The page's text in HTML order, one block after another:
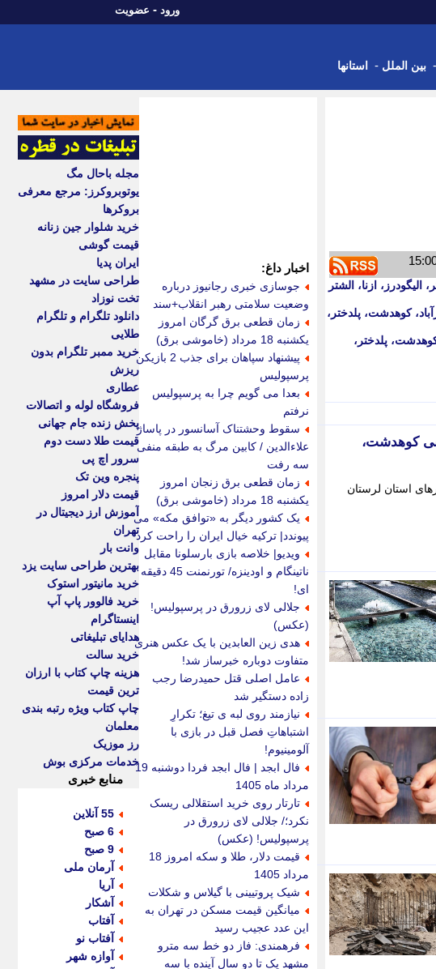
ورود - عضویت
- بین الملل - استانها
کوهدشت، پلدختر، الیگودرز، ازنا، الشتر
+برنامه خاموشی دورود، نورآباد، کوهدشت، پلدختر،
خاموشی نورآباد، کوهدشت، پلدختر،
مرداد 1405 +برنامه خاموشی کوهدشت،
استان لرستان
اخبار داغ:
جوسازی خبری رجانیوز درباره
وضعیت سلامتی رهبر انقلاب+سند
زمان قطعی برق گرگان امروز
یکشنبه 18 مرداد (خاموشی برق)
پیشنهاد سپاهان برای جذب 2 بازیکن
پرسپولیس
بعدا می گویم چرا به پرسپولیس
نرفتم
سقوط وحشتناک آسانسور در پاساژ
علاءالدین / کابین مرگ به طبقه منفی
سه رفت
زمان قطعی برق زنجان امروز
یکشنبه 18 مرداد (خاموشی برق)
یک کشور دیگر به «توافق مکه» می
پیوندد| ترکیه خیال ایران را راحت کرد
ویدیو| خلاصه بازی بارسلونا مقابل
ناتینگام و اودینزه/ تورنمنت 45 دقیقه
ای!
جلالی لای زرورق در پرسپولیس!
(عکس)
هدی زین العابدین با یک عکس هنری
متفاوت دوباره خبرساز شد!
عامل اصلی قتل حمیدرضا رجب
زاده دستگیر شد
نیازمند روی لبه ی تیغ؛ تکرارِ
اشتباهاتِ فصل قبل در بازی با
آلومینیوم!
فال ابجد | فال ابجد فردا دوشنبه 19
مرداد ماه 1405
تارتار روی خرید استقلالی ریسک
نکرد؛/ جلالی لای زرورق در
پرسپولیس! (عکس)
قیمت دلار، طلا و سکه امروز 18
مرداد 1405
شیک پروتیینی با گیلاس و شکلات
میانگین قیمت مسکن در تهران به
این عدد عجیب رسید
فرهمندی: فاز دو خط سه مترو
مشهد یک تا دو سال آینده با سه
مجله باحال مگ
یوتوبروکرز: مرجع معرفی
بروکرها
خرید شلوار جین زنانه
قیمت گوشی
ایران پدیا
طراحی سایت در مشهد
تخت نوزاد
دانلود تلگرام و تلگرام
طلایی
خرید ممبر تلگرام بدون
ریزش
عطاری
فروشگاه لوله و اتصالات
پخش زنده جام جهانی
قیمت طلا دست دوم
سرور اچ پی
پنجره وین تک
قیمت دلار امروز
آموزش ارز دیجیتال در
تهران
وانت بار
بهترین طراحی سایت یزد
خرید مانیتور استوک
خرید فالوور پاپ آپ
اینستاگرام
هدایای تبلیغاتی
خرید سالت
هزینه چاپ کتاب با ارزان
ترین قیمت
چاپ کتاب ویژه رتبه بندی
معلمان
رز موزیک
خدمات مرکزی بوش
منابع خبری
55 آنلاین
6 صبح
9 صبح
آرمان ملی
آریا
آشکار
آفتاب
آفتاب نو
آوازه شهر